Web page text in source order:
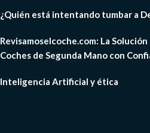
¿Quién está intentando tumbar a
Revisamoselcoche.com: La
Coches de Segunda Mano con
Inteligencia Artificial y ética